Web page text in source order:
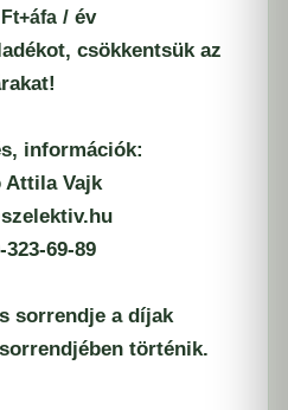
/ év
csökkentsük az
információk:
Attila Vajk
323-69-89
sorrendje a díjak
történik.